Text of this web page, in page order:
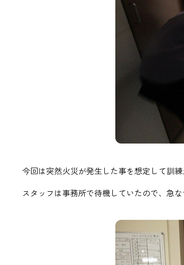
今回は突然火災が発生した事を想定して訓練
スタッフは事務所で待機していたので、急